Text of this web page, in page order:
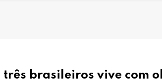
três brasileiros vive com